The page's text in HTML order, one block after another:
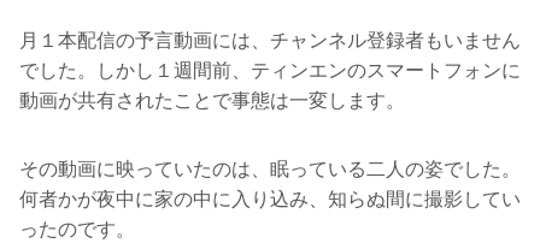
月１本配信の予言動画には、チャンネル登録者もいません
でした。しかし１週間前、ティンエンのスマートフォンに
動画が共有されたことで事態は一変します。
その動画に映っていたのは、眠っている二人の姿でした。
何者かが夜中に家の中に入り込み、知らぬ間に撮影してい
ったのです。